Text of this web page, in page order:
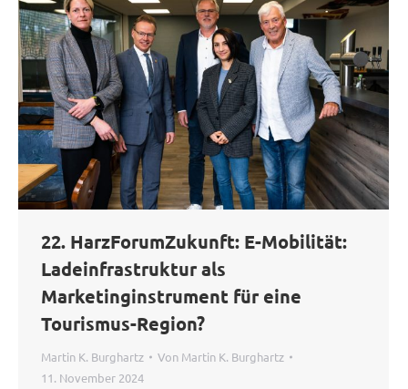
22. HarzForumZukunft: E-Mobilität:
Ladeinfrastruktur als
Marketinginstrument für eine
Tourismus-Region?
Martin K. Burghartz Von Martin K. Burghartz
11. November 2024